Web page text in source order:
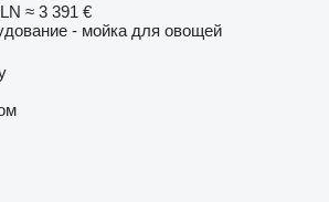
≈ 3 391 €
- мойка для овощей